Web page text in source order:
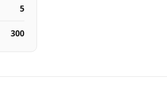
5
300